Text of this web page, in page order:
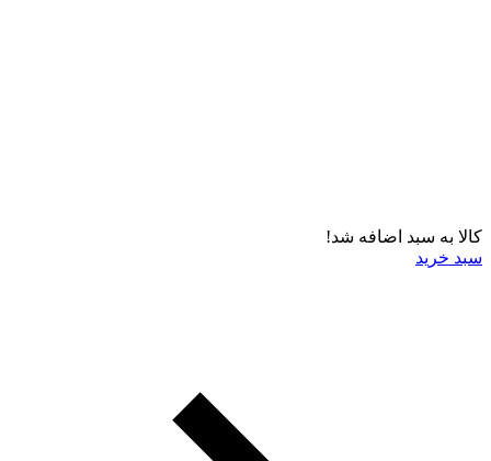
کالا به سبد اضافه شد!
سبد خرید